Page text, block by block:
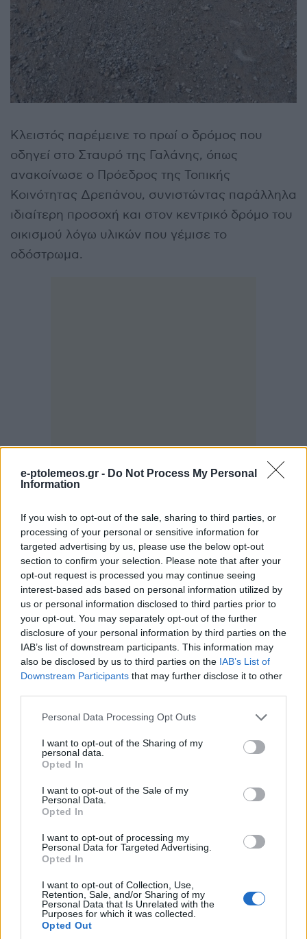
e-ptolemeos.gr - Do Not Process My Personal
Information
If you wish to opt-out of the sale, sharing to third parties, or
processing of your personal or sensitive information for
targeted advertising by us, please use the below opt-out
section to confirm your selection. Please note that after your
opt-out request is processed you may continue seeing
interest-based ads based on personal information utilized by
us or personal information disclosed to third parties prior to
your opt-out. You may separately opt-out of the further
disclosure of your personal information by third parties on the
IAB’s list of downstream participants. This information may
also be disclosed by us to third parties on the IAB’s List of
Downstream Participants that may further disclose it to other
Please note that this website/app uses one or more Google
not limited to your visit or usage behaviour. You may click to
grant or deny consent to Google and its third-party tags to
use your data for below specified purposes in below Google
consent section.
Personal Data Processing Opt Outs
I want to opt-out of the Sharing of my
personal data.
Opted In
I want to opt-out of the Sale of my
Personal Data.
Opted In
I want to opt-out of processing my
Personal Data for Targeted Advertising.
Opted In
I want to opt-out of Collection, Use,
Retention, Sale, and/or Sharing of my
Personal Data that Is Unrelated with the
Purposes for which it was collected.
Opted Out
Κλειστός παρέμεινε το πρωί ο δρόμος που
οδηγεί στο Σταυρό της Γαλάνης, όπως
ανακοίνωσε ο Πρόεδρος της Τοπικής
Κοινότητας Δρεπάνου, συνιστώντας παράλληλα
ιδιαίτερη προσοχή και στον κεντρικό δρόμο του
οικισμού λόγω υλικών που γέμισε το
οδόστρωμα.
Στην Ακρινή υπήρξε άμεση επέμβαση στο
πολλά φερτά υλικά να δημιουργούν σοβαρά
ζητήματα, ενώ σε όλο το κομμάτι της περιοχής
Σαριγκιόλ Η τα πράγματα ήταν εξαιρετικά
δύσκολα τις βραδινές ώρες
Από το δίκτυο σταθμών του Δήμου Κοζάνης και
της ΠΕ Κοζάνης κατεγράφησαν όγκοι νερού
έως και 85mm στην Κοιλάδα, 60mm στον Άγιο
Δημήτριο και 51mm στον κάμπο του
Μαυροδενδρίου.
Κινητοποίηση των
κατοίκων του Ελλησπόντου
– Ζητούν αποκατάσταση
18 Δεκεμβρίου 2024, 4:30 μμ
σε "Τοπική Επικαιρότητα"
Το πρωτοσέλιδο του
σε "Εξώφυλλο"
Αυτοψία της «Κοζάνη
Τόπος να Ζεις» στις
περιοχές που επλήγησαν
από τη χθεσινή καταιγίδα
12 Ιουνίου 2026, 6:46 μμ